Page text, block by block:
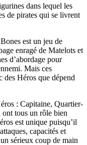
dans lequel les
de pirates qui se livrent
est un jeu de
enragé de Matelots et
d’abordage pour
Mais ces
des Héros que dépend
: Capitaine, Quartier-
tous un rôle bien
est unique puisqu’il
capacités et
sérieux coup de main